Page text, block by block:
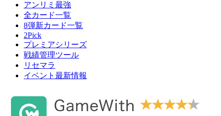
アンリミ最強
全カード一覧
8弾新カード一覧
2Pick
プレミアシリーズ
戦績管理ツール
リセマラ
イベント最新情報